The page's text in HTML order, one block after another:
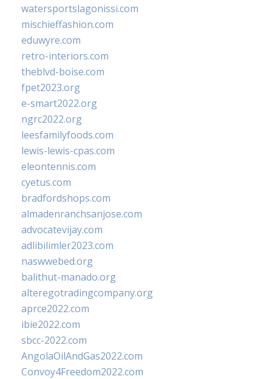
watersportslagonissi.com
mischieffashion.com
eduwyre.com
retro-interiors.com
theblvd-boise.com
fpet2023.org
e-smart2022.org
ngrc2022.org
leesfamilyfoods.com
lewis-lewis-cpas.com
eleontennis.com
cyetus.com
bradfordshops.com
almadenranchsanjose.com
advocatevijay.com
adlibilimler2023.com
naswwebed.org
balithut-manado.org
alteregotradingcompany.org
aprce2022.com
ibie2022.com
sbcc-2022.com
AngolaOilAndGas2022.com
Convoy4Freedom2022.com